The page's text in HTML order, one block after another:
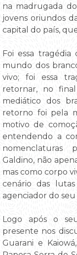
na madrugada
jovens oriundos
capital do país,
Foi essa
mundo dos
vivo; foi essa
retornar, no
mediático dos
retorno foi pela
motivo de
entendendo a
nomenclaturas
Galdino, não
mas como corpo
cenário das
agenciador do seu
Logo após o
presente nos
Guarani e